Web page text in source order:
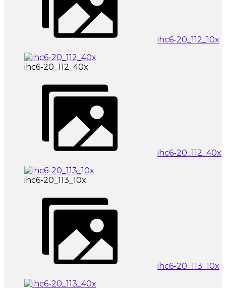
ihc6-20_112_10x
ihc6-20_112_40x
ihc6-20_112_40x
ihc6-20_113_10x
ihc6-20_113_10x